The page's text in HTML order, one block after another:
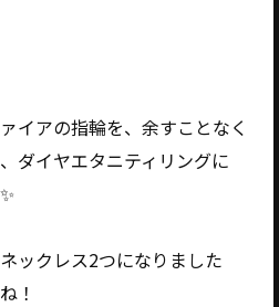
イアの指輪を、余すことなく
ダイヤエタニティリングに
ックレス2つになりました
！